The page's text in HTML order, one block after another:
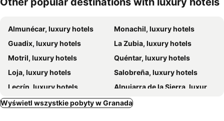
Hotel El Balcón de las Nieves
Almunécar, luxury hotels
Monachil, luxury hotels
Guadix, luxury hotels
La Zubia, luxury hotels
Motril, luxury hotels
Quéntar, luxury hotels
Loja, luxury hotels
Salobreña, luxury hotels
Lecrín, luxury hotels
Alpujarra de la Sierra, luxury hotels
Alcalá la Real, luxury hotels
Atarfe, luxury hotels
Wyświetl wszystkie pobyty w Granada